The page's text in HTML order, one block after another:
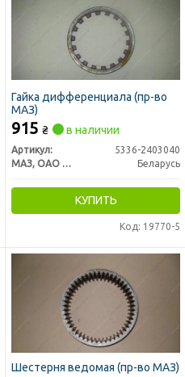
Гайка дифференциала (пр-во
МАЗ)
915 ₴ в наличии
Артикул:
5336-2403040
МАЗ, ОАО «Минский автомобильный завод»
Беларусь
КУПИТЬ
Код: 19770-5
Шестерня ведомая (пр-во МАЗ)